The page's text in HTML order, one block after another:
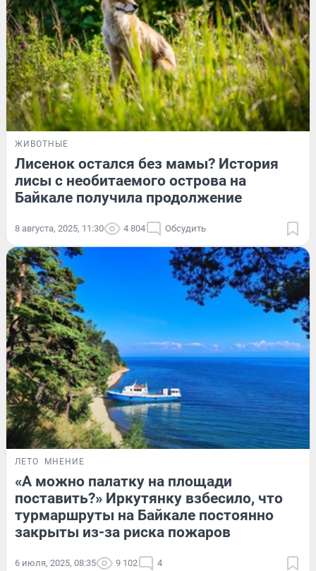
ЖИВОТНЫЕ
Лисенок остался без мамы? История
лисы с необитаемого острова на
Байкале получила продолжение
8 августа, 2025, 11:30 4 804 Обсудить
ЛЕТО МНЕНИЕ
«А можно палатку на площади
поставить?» Иркутянку взбесило, что
турмаршруты на Байкале постоянно
закрыты из-за риска пожаров
6 июля, 2025, 08:35 9 102 4